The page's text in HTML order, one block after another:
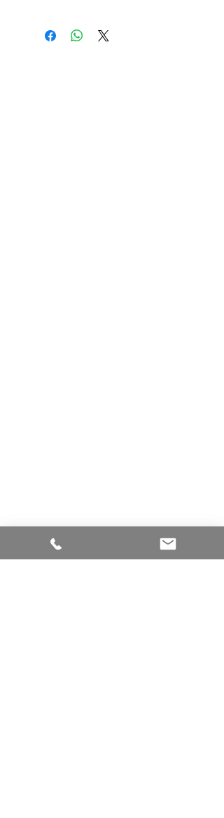
for other brand
太陽能發電板: LG 25年, 其他廠家